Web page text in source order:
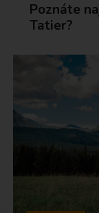
Poznáte
Tatier?